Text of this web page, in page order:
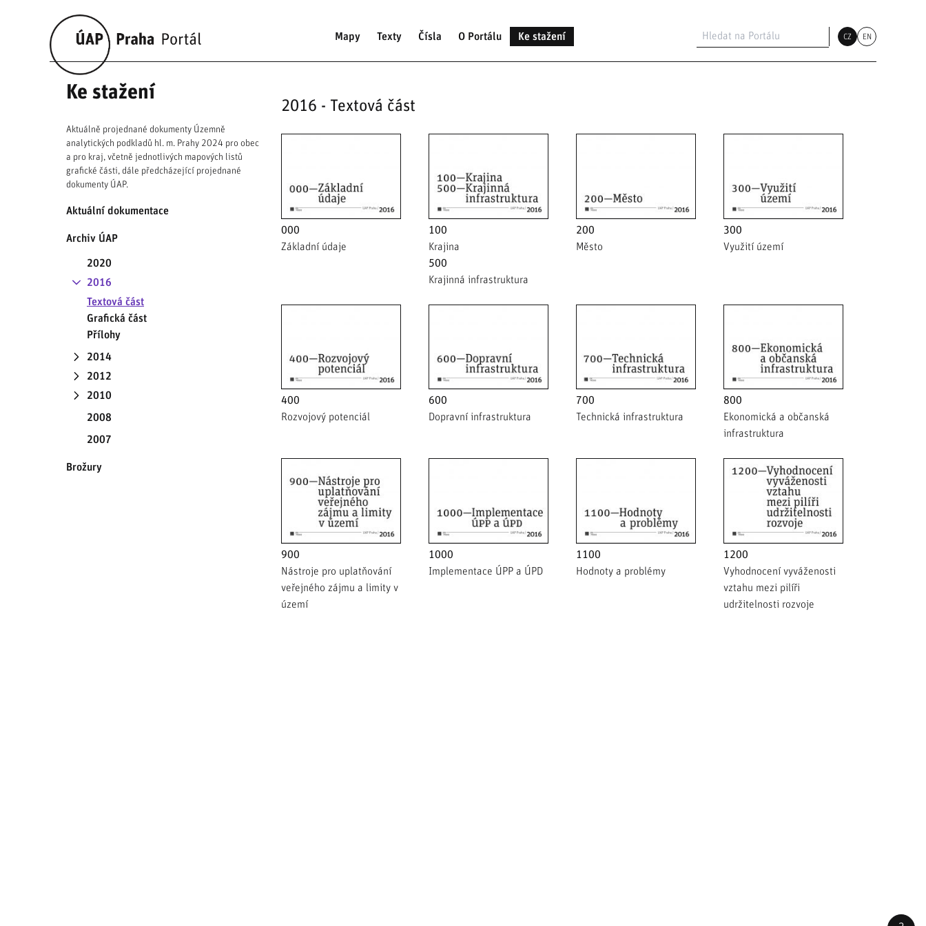
Mapy Texty Čísla O Portálu Ke stažení CZ EN
Ke stažení
Aktuálně projednané dokumenty Územně
analytických podkladů hl. m. Prahy 2024 pro obec
a pro kraj, včetně jednotlivých mapových listů
grafické části, dále předcházející projednané
dokumenty ÚAP.
Aktuální dokumentace
Archiv ÚAP
2020
2016
Textová část
Grafická část
Přílohy
2014
2012
2010
2008
2007
Brožury
2016 - Textová část
000
Základní údaje
100
Krajina
500
Krajinná infrastruktura
200
Město
300
Využití území
400
Rozvojový potenciál
600
Dopravní infrastruktura
700
Technická infrastruktura
800
Ekonomická a občanská
infrastruktura
900
Nástroje pro uplatňování
veřejného zájmu a limity v
území
1000
Implementace ÚPP a ÚPD
1100
Hodnoty a problémy
1200
Vyhodnocení vyváženosti
vztahu mezi pilíři
udržitelnosti rozvoje